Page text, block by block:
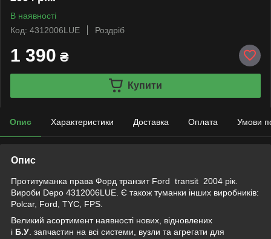
В наявності
Код: 4312006LUE
Роздріб
1 390 ₴
Купити
Опис Характеристики Доставка Оплата Умови
Опис
Протитуманка права Форд транзит Ford transit 2004 рік.
Вироби Depo 4312006LUE. Є також туманки інших виробників:
Polcar, Ford, TYC, FPS.
Великий асортимент наявності нових, відновлених
і Б.У . запчастин на всі системи, вузли та агрегати для